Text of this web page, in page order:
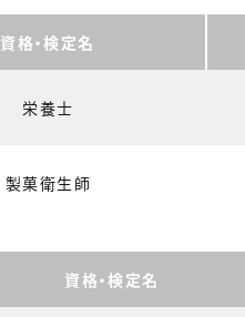
資格・検定名
栄養士
製菓衛生師
資格・検定名